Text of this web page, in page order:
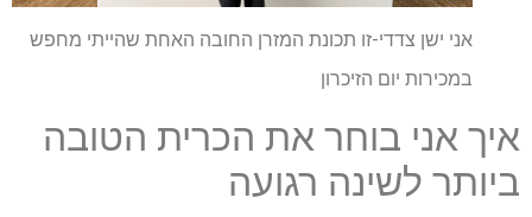
אני ישן צדדי-זו תכונת המזרן החובה האחת שהייתי מחפש
במכירות יום הזיכרון
איך אני בוחר את הכרית הטובה
ביותר לשינה רגועה